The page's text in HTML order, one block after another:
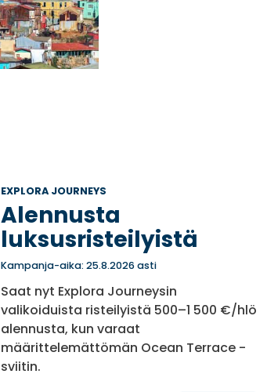
EXPLORA JOURNEYS
Alennusta
luksusristeilyistä
Kampanja-aika: 25.8.2026 asti
Saat nyt Explora Journeysin
valikoiduista risteilyistä 500–1 500 €/hlö
alennusta, kun varaat
määrittelemättömän Ocean Terrace -
sviitin.